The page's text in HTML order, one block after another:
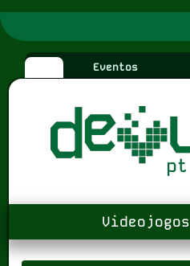
Eventos
Videojogos